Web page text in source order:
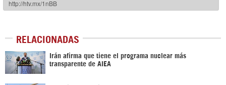
RELACIONADAS
Irán afirma que tiene el programa nuclear más
transparente de AIEA